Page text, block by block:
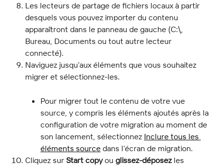
Les lecteurs de partage de fichiers locaux à partir
desquels vous pouvez importer du contenu
apparaîtront dans le panneau de gauche (C:\,
Bureau, Documents ou tout autre lecteur
connecté).
Naviguez jusqu’aux éléments que vous souhaitez
migrer et sélectionnez-les.
Pour migrer tout le contenu de votre vue
source, y compris les éléments ajoutés après la
configuration de votre migration au moment de
son lancement, sélectionnez Inclure tous les
éléments source dans l’écran de migration.
Cliquez sur Start copy ou glissez-déposez les